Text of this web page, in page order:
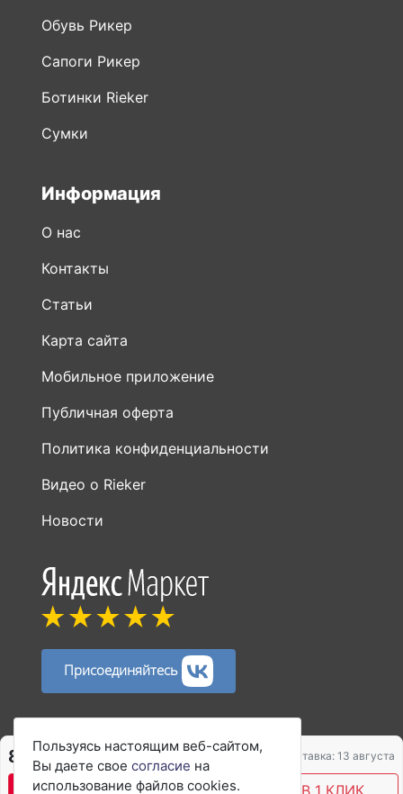
Обувь Рикер
Сапоги Рикер
Ботинки Rieker
Сумки
Информация
О нас
Контакты
Статьи
Карта сайта
Мобильное приложение
Публичная оферта
Политика конфиденциальности
Видео о Rieker
Новости
Присоединяйтесь
Пользуясь настоящим веб-сайтом,
Вы даете свое согласие на
использование файлов cookies.
8 450 ₽ 8 928 ₽ Доставка: 13 августа
В КОРЗИНУ КУПИТЬ В 1 КЛИК